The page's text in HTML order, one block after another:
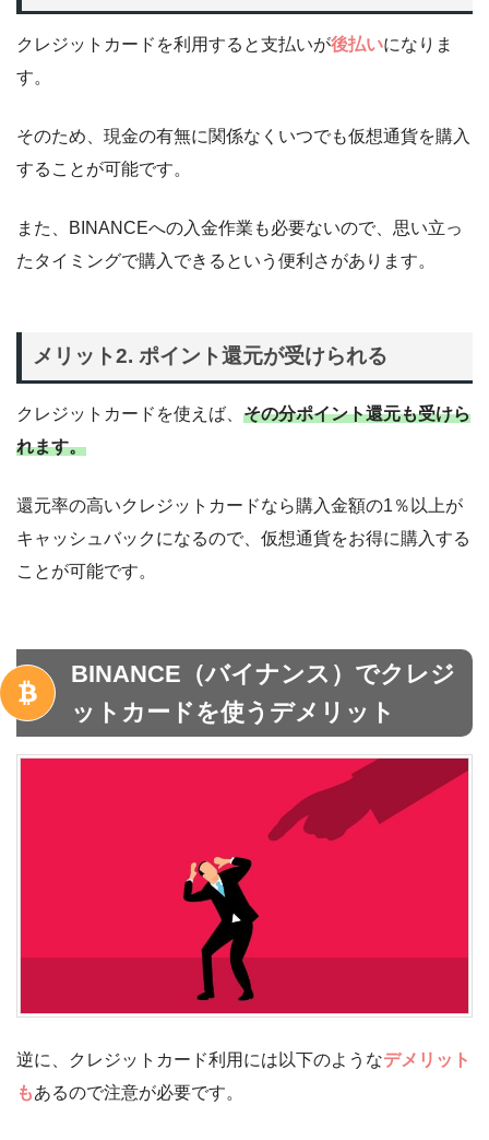
クレジットカードを利用すると支払いが後払いになりま
す。
そのため、現金の有無に関係なくいつでも仮想通貨を購入
することが可能です。
また、BINANCEへの入金作業も必要ないので、思い立っ
たタイミングで購入できるという便利さがあります。
メリット2. ポイント還元が受けられる
クレジットカードを使えば、 その分ポイント還元も受けら
れます。
還元率の高いクレジットカードなら購入金額の1％以上が
キャッシュバックになるので、仮想通貨をお得に購入する
ことが可能です。
BINANCE（バイナンス）でクレジ
ットカードを使うデメリット
逆に、クレジットカード利用には以下のようなデメリット
もあるので注意が必要です。